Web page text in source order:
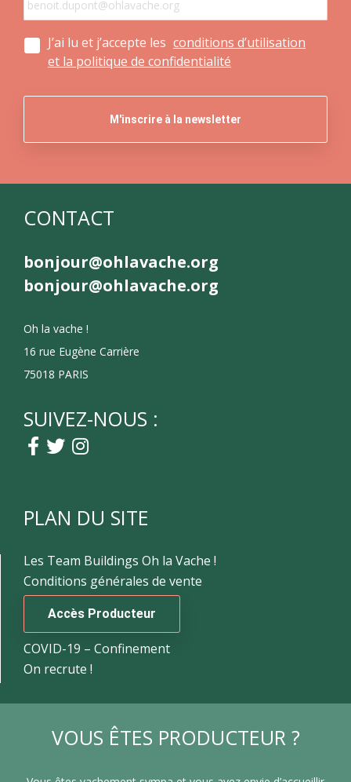
J’ai lu et j’accepte les conditions d’utilisation
et la politique de confidentialité
CONTACT
bonjour@ohlavache.org
bonjour@ohlavache.org
Oh la vache !
16 rue Eugène Carrière
75018 PARIS
SUIVEZ-NOUS :
PLAN DU SITE
Les Team Buildings Oh la Vache !
Conditions générales de vente
Accès Producteur
COVID-19 – Confinement
On recrute !
VOUS ÊTES PRODUCTEUR ?